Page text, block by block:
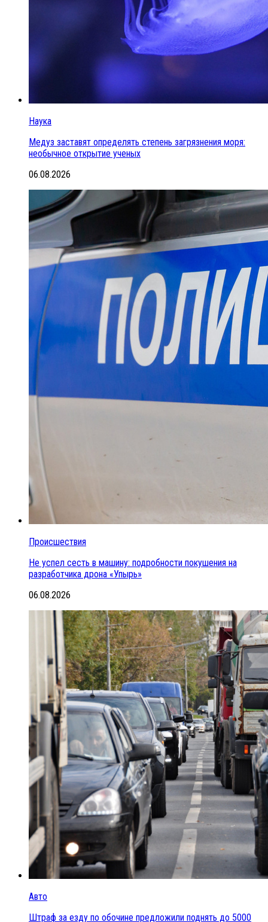
Наука
Медуз заставят определять степень загрязнения моря:
необычное открытие ученых
06.08.2026
Происшествия
Не успел сесть в машину: подробности покушения на
разработчика дрона «Упырь»
06.08.2026
Авто
Штраф за езду по обочине предложили поднять до 5000